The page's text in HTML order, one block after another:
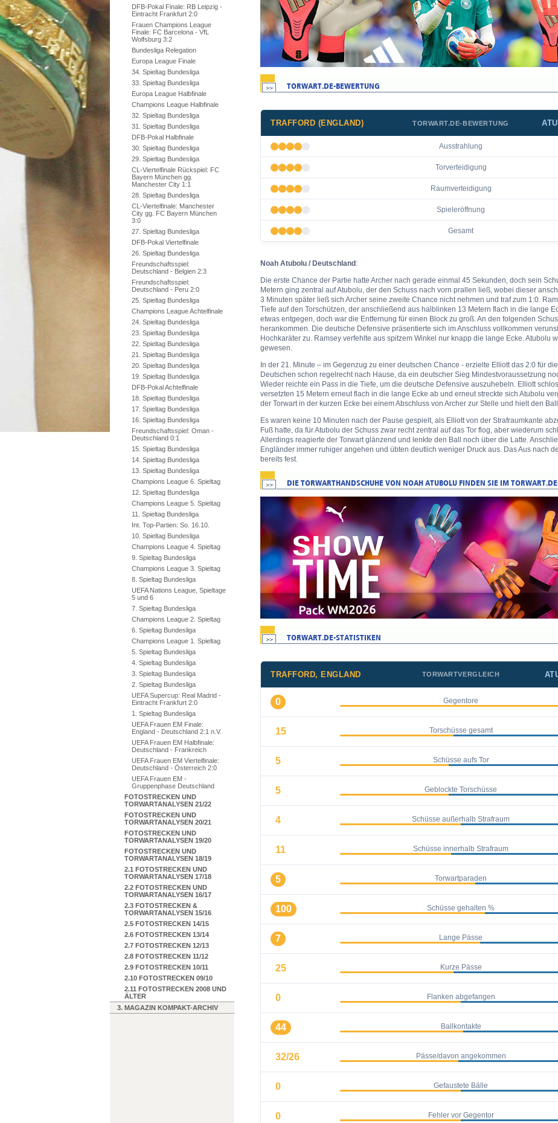
DFB-Pokal Finale: RB Leipzig -
Eintracht Frankfurt 2:0
Frauen Champions League
Finale: FC Barcelona - VfL
Wolfsburg 3:2
Bundesliga Relegation
Europa League Finale
34. Spieltag Bundesliga
33. Spieltag Bundesliga
Europa League Halbfinale
Champions League Halbfinale
32. Spieltag Bundesliga
31. Spieltag Bundesliga
DFB-Pokal Halbfinale
30. Spieltag Bundesliga
29. Spieltag Bundesliga
CL-Viertelfinale Rückspiel: FC
Bayern München gg.
Manchester City 1:1
28. Spieltag Bundesliga
CL-Viertelfinale: Manchester
City gg. FC Bayern München
3:0
27. Spieltag Bundesliga
DFB-Pokal Viertelfinale
26. Spieltag Bundesliga
Freundschaftsspiel:
Deutschland - Belgien 2:3
Freundschaftsspiel:
Deutschland - Peru 2:0
25. Spieltag Bundesliga
Champions League Achtelfinale
24. Spieltag Bundesliga
23. Spieltag Bundesliga
22. Spieltag Bundesliga
21. Spieltag Bundesliga
20. Spieltag Bundesliga
19. Spieltag Bundesliga
DFB-Pokal Achtelfinale
18. Spieltag Bundesliga
17. Spieltag Bundesliga
16. Spieltag Bundesliga
Freundschaftsspiel: Oman -
Deutschland 0:1
15. Spieltag Bundesliga
14. Spieltag Bundesliga
13. Spieltag Bundesliga
Champions League 6. Spieltag
12. Spieltag Bundesliga
Champions League 5. Spieltag
11. Spieltag Bundesliga
Int. Top-Partien: So. 16.10.
10. Spieltag Bundesliga
Champions League 4. Spieltag
9. Spieltag Bundesliga
Champions League 3. Spieltag
8. Spieltag Bundesliga
UEFA Nations League, Spieltage
5 und 6
7. Spieltag Bundesliga
Champions League 2. Spieltag
6. Spieltag Bundesliga
Champions League 1. Spieltag
5. Spieltag Bundesliga
4. Spieltag Bundesliga
3. Spieltag Bundesliga
2. Spieltag Bundesliga
UEFA Supercup: Real Madrid -
Eintracht Frankfurt 2:0
1. Spieltag Bundesliga
UEFA Frauen EM Finale:
England - Deutschland 2:1 n.V.
UEFA Frauen EM Halbfinale:
Deutschland - Frankreich
UEFA Frauen EM Viertelfinale:
Deutschland - Österreich 2:0
UEFA Frauen EM -
Gruppenphase Deutschland
FOTOSTRECKEN UND
TORWARTANALYSEN 21/22
FOTOSTRECKEN UND
TORWARTANALYSEN 20/21
FOTOSTRECKEN UND
TORWARTANALYSEN 19/20
FOTOSTRECKEN UND
TORWARTANALYSEN 18/19
2.1 FOTOSTRECKEN UND
TORWARTANALYSEN 17/18
2.2 FOTOSTRECKEN UND
TORWARTANALYSEN 16/17
2.3 FOTOSTRECKEN &
TORWARTANALYSEN 15/16
2.5 FOTOSTRECKEN 14/15
2.6 FOTOSTRECKEN 13/14
2.7 FOTOSTRECKEN 12/13
2.8 FOTOSTRECKEN 11/12
2.9 FOTOSTRECKEN 10/11
2.10 FOTOSTRECKEN 09/10
2.11 FOTOSTRECKEN 2008 UND
ÄLTER
3. MAGAZIN KOMPAKT-ARCHIV
TRAFFORD (ENGLAND) TORWART.DE-BEWERTUNG
Ausstrahlung
Torverteidigung
Raumverteidigung
Spieleröffnung
Gesamt
Noah Atubolu / Deutschland :
Die erste Chance der Partie hatte Archer nach gerade einmal 45 Sekunden, doch sein
Metern ging zentral auf Atubolu, der den Schuss nach vorn prallen ließ, wobei dieser
3 Minuten später ließ sich Archer seine zweite Chance nicht nehmen und traf zum 1:0.
Tiefe auf den Torschützen, der anschließend aus halblinken 13 Metern flach in die lange
etwas entgegen, doch war die Entfernung für einen Block zu groß. An den folgenden
herankommen. Die deutsche Defensive präsentierte sich im Anschluss vollkommen
Hochkaräter zu. Ramsey verfehlte aus spitzem Winkel nur knapp die lange Ecke. Atubolu
gewesen.
In der 21. Minute – im Gegenzug zu einer deutschen Chance - erzielte Elliott das 2:0 für
Deutschen schon regelrecht nach Hause, da ein deutscher Sieg Mindestvoraussetzung
Wieder reichte ein Pass in die Tiefe, um die deutsche Defensive auszuhebeln. Elliott
versetzten 15 Metern erneut flach in die lange Ecke ab und erneut streckte sich Atubolu
der Torwart in der kurzen Ecke bei einem Abschluss von Archer zur Stelle und hielt den
Es waren keine 10 Minuten nach der Pause gespielt, als Elliott von der Strafraumkante
Fuß hatte, da für Atubolu der Schuss zwar recht zentral auf das Tor flog, aber wiederum
Allerdings reagierte der Torwart glänzend und lenkte den Ball noch über die Latte.
Engländer immer ruhiger angehen und übten deutlich weniger Druck aus. Das Aus nach
bereits fest.
TRAFFORD, ENGLAND TORWARTVERGLEICH
0 Gegentore
15 Torschüsse gesamt
5 Schüsse aufs Tor
5 Geblockte Torschüsse
4 Schüsse außerhalb Strafraum
11 Schüsse innerhalb Strafraum
5 Torwartparaden
100 Schüsse gehalten %
7 Lange Pässe
25 Kurze Pässe
0 Flanken abgefangen
44 Ballkontakte
32/26 Pässe/davon angekommen
0 Gefaustete Bälle
0 Fehler vor Gegentor